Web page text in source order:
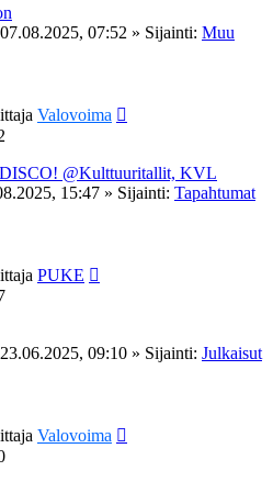
07.08.2025, 07:52 » Sijainti: Muu
Valovoima
@Kulttuuritallit, KVL
15:47 » Sijainti: Tapahtumat
PUKE
23.06.2025, 09:10 » Sijainti: Julkaisut
Valovoima